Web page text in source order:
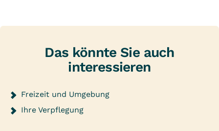
Das könnte Sie auch
interessieren
Freizeit und Umgebung
Ihre Verpflegung